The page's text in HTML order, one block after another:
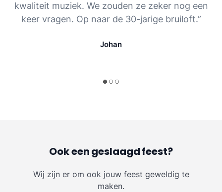
kwaliteit muziek. We zouden ze zeker nog een
keer vragen. Op naar de 30-jarige bruiloft.”
Johan
Ook een geslaagd feest?
Wij zijn er om ook jouw feest geweldig te
maken.